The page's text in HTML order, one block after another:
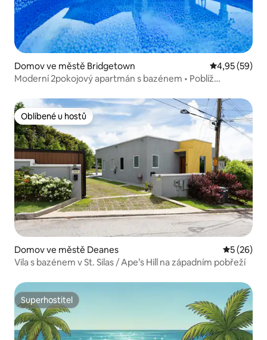
Domov ve městě Bridgetown Průměrné
4,95 (59)
Moderní 2pokojový apartmán s bazénem • Poblíž
Oblíbené u hostů
Oblíbené u hostů
Domov ve městě Deanes Průměrné
5 (26)
Vila s bazénem v St. Silas / Ape’s Hill na západním pobřeží
Superhostitel
Superhostitel